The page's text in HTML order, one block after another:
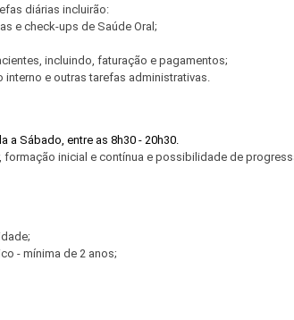
diárias incluirão:
e check-ups de Saúde Oral;
incluindo, faturação e pagamentos;
e outras tarefas administrativas.
a Sábado, entre as 8h30 - 20h30.
inicial e contínua e possibilidade de
- mínima de 2 anos;